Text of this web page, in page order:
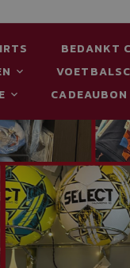
BEDANKT
CADEAUBON